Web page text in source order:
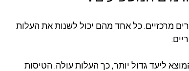
מרכזיים. כל אחד מהם יכול לשנות את העלות
ליעד גדול יותר, כך העלות עולה. הטיסות